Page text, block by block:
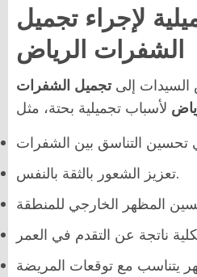
لإجراء تجميل
الشفرات الرياض
السيدات إلىتجميل الشفرات
تعزيز الشعور بالثقة بالنفس.
يتناسب مع توقعات المريضة